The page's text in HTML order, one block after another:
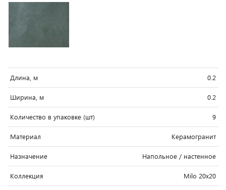
Длина, м 0.2
Ширина, м 0.2
Количество в упаковке (шт) 9
Материал Керамогранит
Назначение Напольное / настенное
Коллекция Milo 20x20